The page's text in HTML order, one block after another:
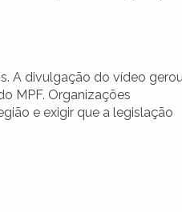
A divulgação do vídeo
MPF. Organizações
e exigir que a legislação